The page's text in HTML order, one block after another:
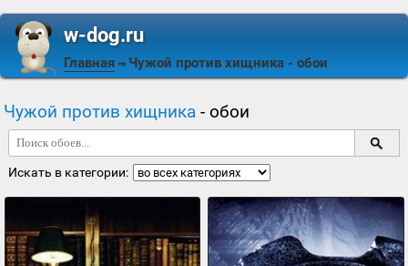
w-dog.ru
Главная ⇒ Чужой против хищника - обои
Чужой против хищника - обои
Искать в категории: